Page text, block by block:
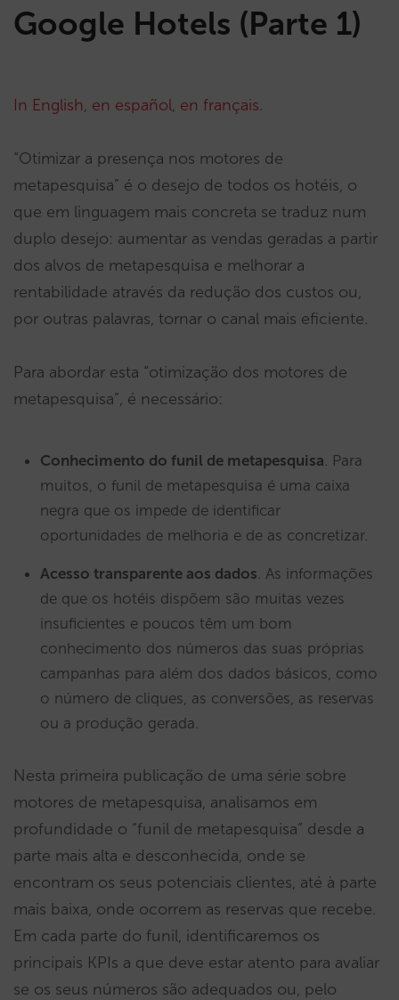
Google Hotels (Parte 1)
In English, en español, en français.
“Otimizar a presença nos motores de
metapesquisa” é o desejo de todos os hotéis, o
que em linguagem mais concreta se traduz num
duplo desejo: aumentar as vendas geradas a partir
dos alvos de metapesquisa e melhorar a
rentabilidade através da redução dos custos ou,
por outras palavras, tornar o canal mais eficiente.
Para abordar esta “otimização dos motores de
metapesquisa”, é necessário:
Conhecimento do funil de metapesquisa. Para
muitos, o funil de metapesquisa é uma caixa
negra que os impede de identificar
oportunidades de melhoria e de as concretizar.
Acesso transparente aos dados. As informações
de que os hotéis dispõem são muitas vezes
insuficientes e poucos têm um bom
conhecimento dos números das suas próprias
campanhas para além dos dados básicos, como
o número de cliques, as conversões, as reservas
ou a produção gerada.
Nesta primeira publicação de uma série sobre
motores de metapesquisa, analisamos em
profundidade o “funil de metapesquisa” desde a
parte mais alta e desconhecida, onde se
encontram os seus potenciais clientes, até à parte
mais baixa, onde ocorrem as reservas que recebe.
Em cada parte do funil, identificaremos os
principais KPIs a que deve estar atento para avaliar
se os seus números são adequados ou, pelo